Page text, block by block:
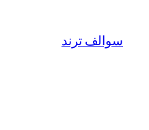
المحتوى
سوالف ترند